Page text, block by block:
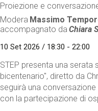
Proiezione e
Modera Massimo
accompagnato da Chiara
10 Set 2026 / 18:30 - 22:00
STEP presenta una serata
bicentenario", diretto da
seguirà una
con la partecipazione di